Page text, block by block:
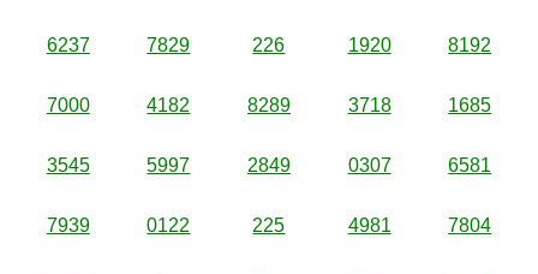
6237 7829 226 1920 8192
7000 4182 8289 3718 1685
3545 5997 2849 0307 6581
7939 0122 225 4981 7804